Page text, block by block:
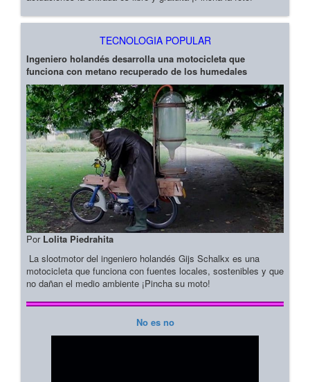
TECNOLOGIA POPULAR
Ingeniero holandés desarrolla una motocicleta que
funciona con metano recuperado de los humedales
Por Lolita Piedrahita
La slootmotor del ingeniero holandés Gijs Schalkx es una
motocicleta que funciona con fuentes locales, sostenibles y que
no dañan el medio ambiente ¡Pincha su moto!
No es no